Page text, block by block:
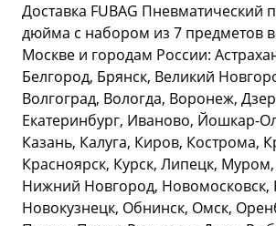
Доставка FUBAG Пневматический
дюйма с набором из 7 предметов
Москве и городам России:
Белгород, Брянск, Великий
Волгоград, Вологда, Воронеж,
Екатеринбург, Иваново, Йошкар-
Казань, Калуга, Киров, Кострома,
Красноярск, Курск, Липецк,
Нижний Новгород, Новомосковск,
Новокузнецк, Обнинск, Омск,